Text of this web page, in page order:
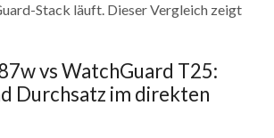
Stack läuft. Dieser Vergleich zeigt
vs WatchGuard T25:
Durchsatz im direkten